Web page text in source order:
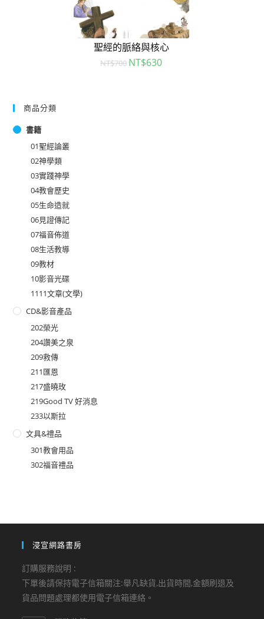
聖經的脈絡與核心
NT$700 NT$630
商品分類
書籍
01聖經論叢
02神學類
03實踐神學
04教會歷史
05生命造就
06見證傳記
07福音佈道
08生活教導
09教材
10影音光碟
1111文章(文學)
CD&影音產品
202榮光
204讚美之泉
209救傳
211匯恩
217盛曉玫
219Good TV 好消息
233以斯拉
文具&禮品
301教會用品
302福音禮品
浸宣網路書房
訂購服務說明 :
下單後請保持電子信箱關注:舉凡缺貨,出貨時間,金額刷退及
貨品問題處理都使用電子信箱連絡。